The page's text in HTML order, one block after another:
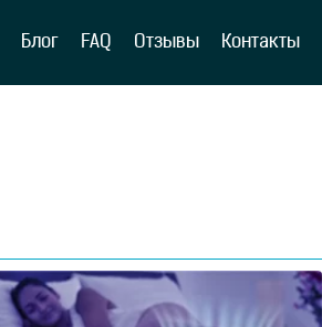
Блог FAQ Отзывы Контакты